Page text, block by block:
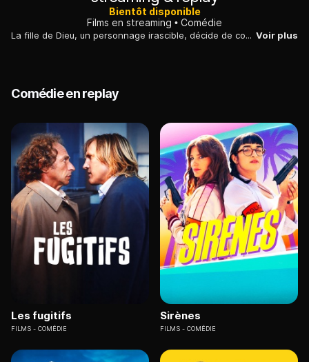
Bientôt disponible
Films en streaming
Comédie
La fille de Dieu, un personnage irascible, décide de contrarier les plans de son père. Elle se rend ensuite sur Terre pour recruter de nouveaux apôtres. Voir plus
Comédie en replay
Les fugitifs
FILMS COMÉDIE
Sirènes
FILMS COMÉDIE